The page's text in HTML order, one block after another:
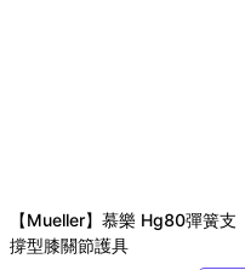
【Mueller】慕樂 Hg80彈簧支
撐型膝關節護具